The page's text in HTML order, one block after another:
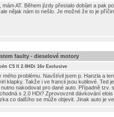
mám AT. Během jízdy přestalo dobíjet a pak
nějak nám to nešlo. Je možné že to je
faulty - dieselové motory
C5 II 2.0HDi 16v Exclusive
mého problému. Navštívil jsem p. Hanzla a
klapky. Takže i ve francii jsou kutilové.
nakodovat pro dané auto. Případně
s 2.0 HDi? Zprovovznit dávkování
co dalšího se může objevit. Jinak auto je